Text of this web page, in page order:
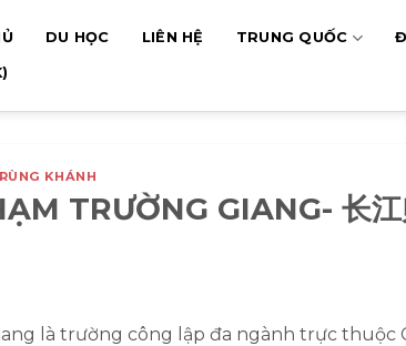
DU HỌC LIÊN HỆ TRUNG QUỐC
KHÁNH
TRƯỜNG GIANG- 长江
là trường công lập đa ngành trực thuộc